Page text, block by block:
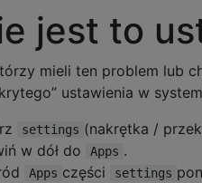
jest to
mieli ten problem lub
ustawienia w
settings (nakrętka /
w dół do
Apps .
Apps części settings